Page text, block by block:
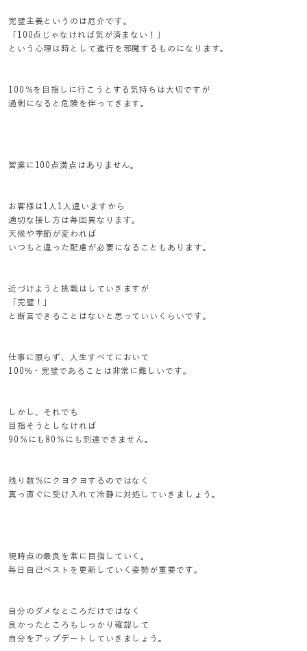
完璧主義というのは厄介です。
「100点じゃなければ気が済まない！」
という心理は時として進行を邪魔するものになります。
100％を目指しに行こうとする気持ちは大切ですが
過剰になると危険を伴ってきます。
営業に100点満点はありません。
お客様は1人1人違いますから
適切な接し方は毎回異なります。
天候や季節が変われば
いつもと違った配慮が必要になることもあります。
近づけようと挑戦はしていきますが
「完璧！」
と断言できることはないと思っていいくらいです。
仕事に限らず、人生すべてにおいて
100%・完璧であることは非常に難しいです。
しかし、それでも
目指そうとしなければ
90％にも80％にも到達できません。
残り数％にクヨクヨするのではなく
真っ直ぐに受け入れて冷静に対処していきましょう。
現時点の最良を常に目指していく。
毎日自己ベストを更新していく姿勢が重要です。
自分のダメなところだけではなく
良かったところもしっかり確認して
自分をアップデートしていきましょう。